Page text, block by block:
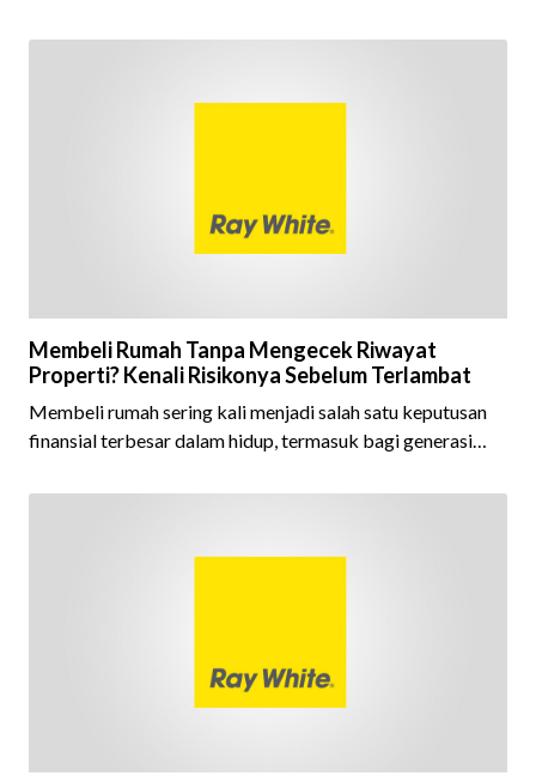
ini menjadi semakin istimewa karena Ray White Indonesia
tahun berturut-turut, sebuah bukti nyata atas konsistensi,
Membeli Rumah Tanpa Mengecek Riwayat
Properti? Kenali Risikonya Sebelum Terlambat
Membeli rumah sering kali menjadi salah satu keputusan
finansial terbesar dalam hidup, termasuk bagi generasi
kepemilikan hunian maupun investasi properti. Namun
fokus pada harga atau lokasi tanpa memperhatikan